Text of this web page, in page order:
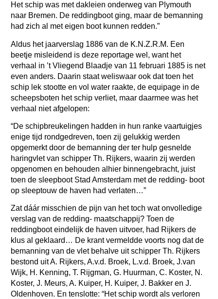
Het schip was met dakleien onderweg van Plymouth
naar Bremen. De reddingboot ging, maar de bemanning
had zich al met eigen boot kunnen redden.”
Aldus het jaarverslag 1886 van de K.N.Z.R.M. Een
beetje misleidend is deze reportage wel, want het
verhaal in ’t Vliegend Blaadje van 11 februari 1885 is net
even anders. Daarin staat weliswaar ook dat toen het
schip lek stootte en vol water raakte, de equipage in de
scheepsboten het schip verliet, maar daarmee was het
verhaal niet afgelopen:
“De schipbreukelingen hadden in hun ranke vaartuigjes
enige tijd rondgedreven, toen zij gelukkig werden
opgemerkt door de bemanning der ter hulp gesnelde
haringvlet van schipper Th. Rijkers, waarin zij werden
opgenomen en behouden alhier binnengebracht, juist
toen de sleepboot Stad Amsterdam met de redding- boot
op sleeptouw de haven had verlaten…”
Zat dáár misschien de pijn van het toch wat onvolledige
verslag van de redding- maatschappij? Toen de
reddingboot eindelijk de haven uitvoer, had Rijkers de
klus al geklaard… De krant vermeldde voorts nog dat de
bemanning van de vlet behalve uit schipper Th. Rijkers
bestond uit A. Rijkers, A.v.d. Broek, L.v.d. Broek, J.van
Wijk, H. Kenning, T. Rijgman, G. Huurman, C. Koster, N.
Koster, J. Meurs, A. Kuiper, H. Kuiper, J. Bakker en J.
Oldenhoven. En tenslotte: “Het schip wordt als verloren